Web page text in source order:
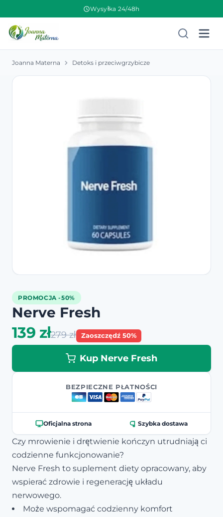
Wysyłka 24/48h
Joanna Materna Detoks i przeciwgrzybicze
PROMOCJA -50%
Nerve Fresh
139 zł279 zł Zaoszczędź 50%
Kup Nerve Fresh
BEZPIECZNE PŁATNOŚCI
Oficjalna strona Szybka dostawa
Czy mrowienie i drętwienie kończyn utrudniają ci
codzienne funkcjonowanie?
Nerve Fresh to suplement diety opracowany, aby
wspierać zdrowie i regenerację układu
nerwowego.
Może wspomagać codzienny komfort